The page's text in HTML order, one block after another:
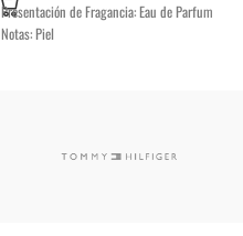
Presentación de Fragancia:Eau de Parfum
Notas:Piel